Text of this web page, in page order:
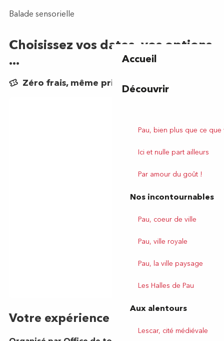
Accueil
Découvrir
Pau, bien plus que ce
Ici et nulle part ailleurs
Par amour du goût !
Nos incontournables
Pau, coeur de ville
Pau, ville royale
Pau, la ville paysage
Les Halles de Pau
Aux alentours
Lescar, cité médiévale